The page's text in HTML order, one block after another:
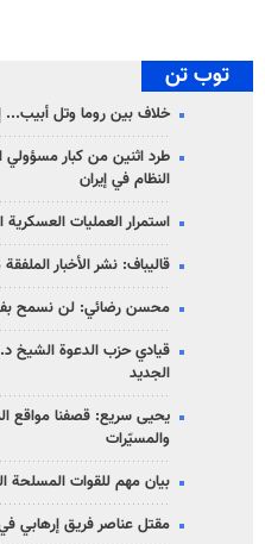
توب تن
خلاف بين روما وتل أبيب...
طرد اثنين من كبار
النظام في إيران
استمرار العمليات
قاليباف: نشر الأخبار
محسن رضائي: لن نسمح
قيادي حزب الدعوة الشيخ د.
الجديد
يحيى سريع: قصفنا مواقع
والمسيّرات
بيان مهم للقوات المسلحة
مقتل عناصر فريق إرهابي